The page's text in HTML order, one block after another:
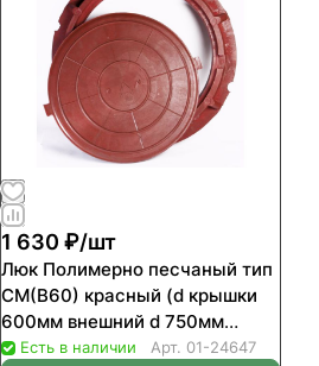
1 630 ₽/шт
Люк Полимерно песчаный тип
СМ(В60) красный (d крышки
600мм внешний d 750мм
нагрузка до 6т)
Есть в наличии Арт. 01-24647